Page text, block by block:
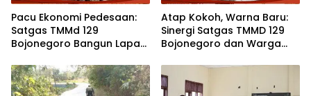
Pacu Ekonomi Pedesaan:
Satgas TMMd 129
Bojonegoro Bangun Lapak
Atap Kokoh, Warna Baru:
Sinergi Satgas TMMD 129
Bojonegoro dan Warga
Rumah Belajar Nyaman